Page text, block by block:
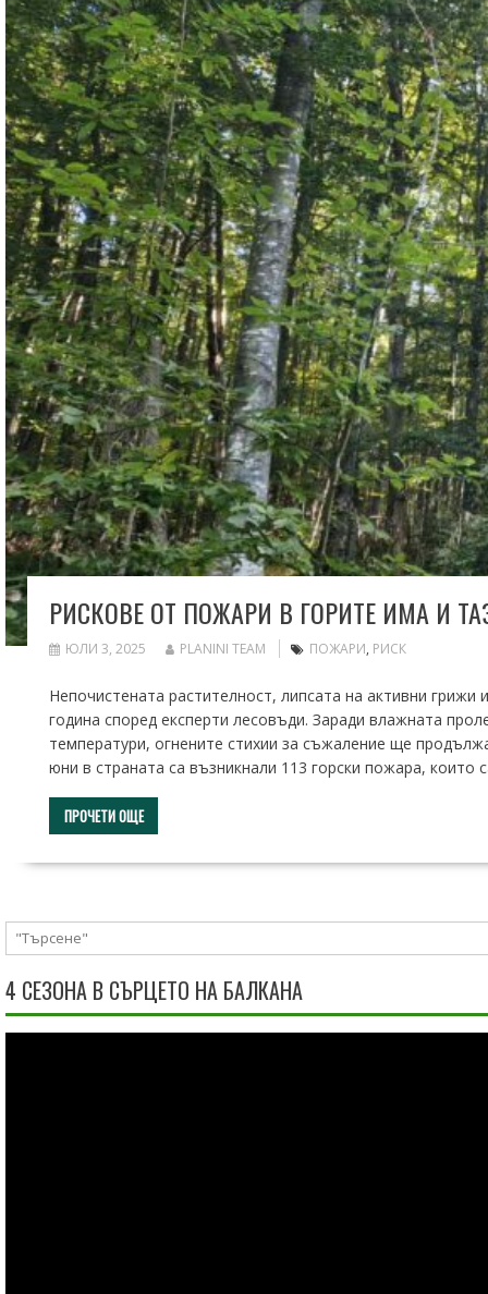
РИСКОВЕ ОТ ПОЖАРИ В ГОРИТЕ ИМА И
ЮЛИ 3, 2025 PLANINI TEAM ПОЖАРИ, РИСК
Непочистената растителност, липсата на активни
година според експерти лесовъди. Заради влажната
температури, огнените стихии за съжаление ще
юни в страната са възникнали 113 горски пожара, които
ПРОЧЕТИ ОЩЕ
4 СЕЗОНА В СЪРЦЕТО НА БАЛКАНА